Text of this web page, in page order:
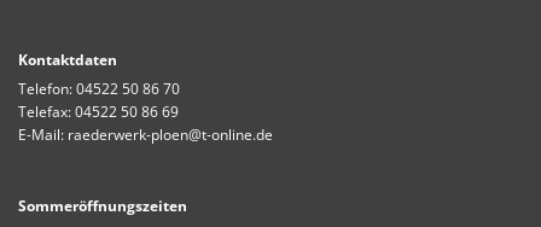
Kontaktdaten
Telefon:04522 50 86 70
Telefax: 04522 50 86 69
E-Mail: raederwerk-ploen@t-online.de
Sommeröffnungszeiten